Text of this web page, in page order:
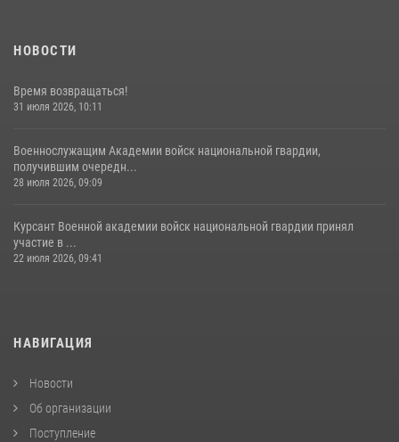
НОВОСТИ
Время возвращаться!
31 июля 2026, 10:11
Военнослужащим Академии войск национальной гвардии,
получившим очередн...
28 июля 2026, 09:09
Курсант Военной академии войск национальной гвардии принял
участие в ...
22 июля 2026, 09:41
НАВИГАЦИЯ
Новости
Об организации
Поступление